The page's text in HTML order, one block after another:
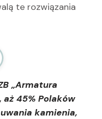
te rozwiązania
„Armatura
aż 45% Polaków
kamienia,